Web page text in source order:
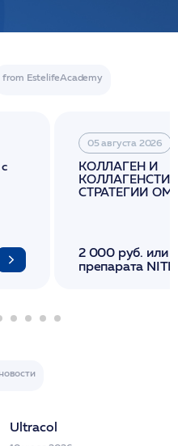
05 августа 2026
КОЛЛАГЕН И
СТРАТЕГИИ
2 000 руб. или
препарата
Ultracol